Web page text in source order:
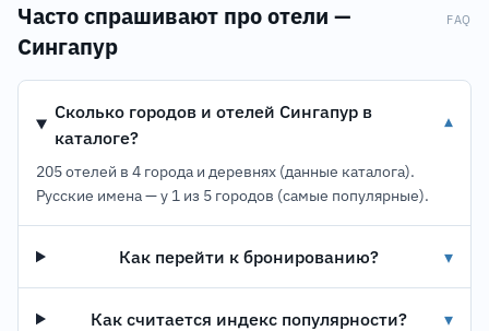
Часто спрашивают про отели —
Сингапур
FAQ
Сколько городов и отелей Сингапур в
каталоге?
▾
205 отелей в 4 города и деревнях (данные каталога).
Русские имена — у 1 из 5 городов (самые популярные).
Как перейти к бронированию? ▾
Как считается индекс популярности? ▾